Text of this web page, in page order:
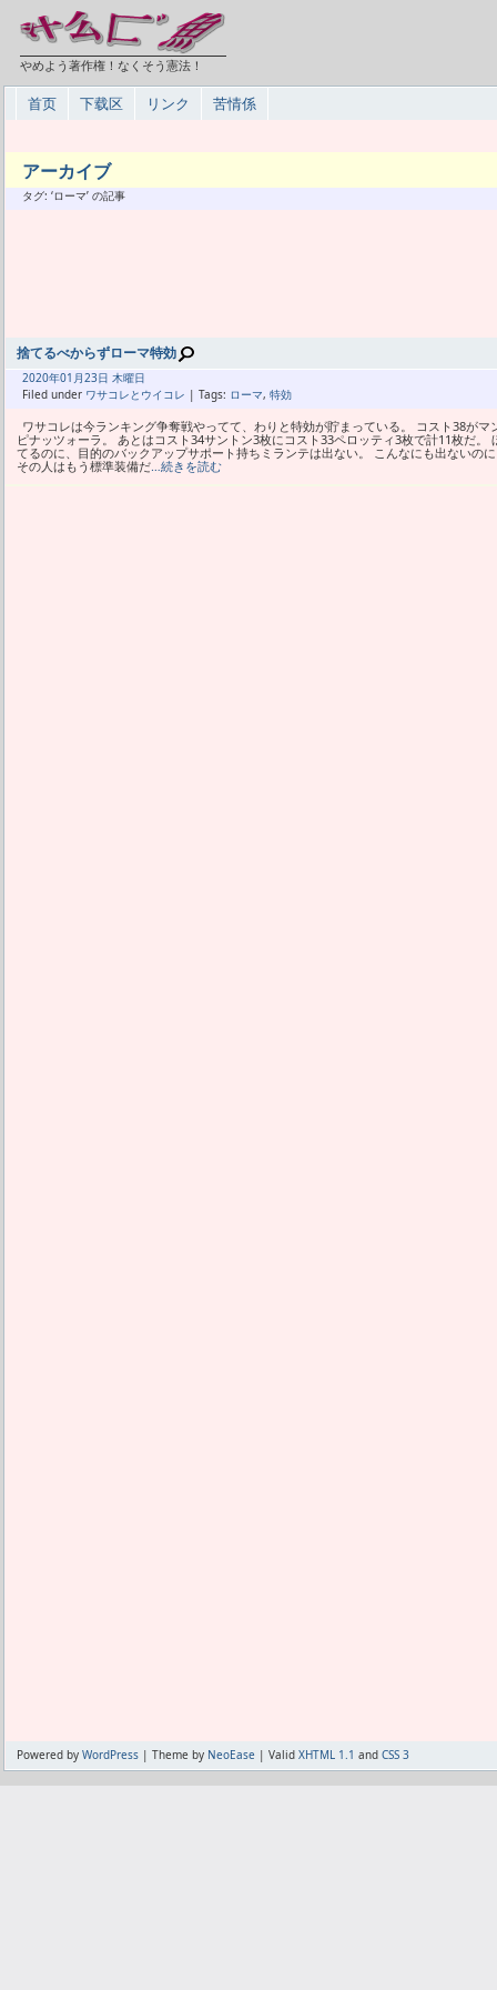
やめよう著作権！なくそう憲法！
首页 下载区 リンク 苦情係
アーカイブ
タグ: ‘ローマ’ の記事
捨てるべからずローマ特効
2020年01月23日 木曜日
Filed under ワサコレとウイコレ | Tags: ローマ, 特効
ワサコレは今ランキング争奪戦やってて、わりと特効が貯まっている。 コスト38が
ピナッツォーラ。 あとはコスト34サントン3枚にコスト33ペロッティ3枚で計11枚だ
てるのに、目的のバックアップサポート持ちミランテは出ない。 こんなにも出ないの
その人はもう標準装備だ…続きを読む
Powered by WordPress | Theme by NeoEase | Valid XHTML 1.1 and CSS 3